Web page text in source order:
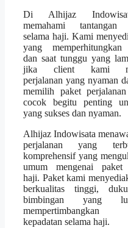
Di Alhijaz
memahami tantangan
selama haji. Kami
yang memperhitungkan
dan saat tunggu yang
jika client kami
perjalanan yang nyaman
memilih paket
cocok begitu penting
yang sukses dan nyaman.
Alhijaz Indowisata
perjalanan yang
komprehensif yang
umum mengenai paket
haji. Paket kami
berkualitas tinggi,
bimbingan yang
mempertimbangkan
kepadatan selama haji.